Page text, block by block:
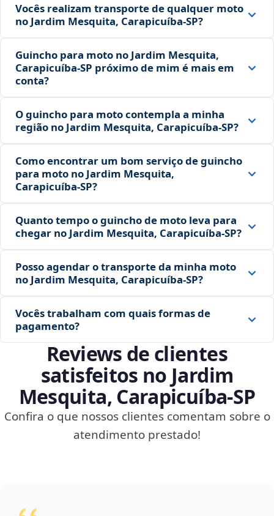
Vocês realizam transporte de qualquer moto
no Jardim Mesquita, Carapicuíba‑SP?
Guincho para moto no Jardim Mesquita,
Carapicuíba‑SP próximo de mim é mais em
conta?
O guincho para moto contempla a minha
região no Jardim Mesquita, Carapicuíba‑SP?
Como encontrar um bom serviço de guincho
para moto no Jardim Mesquita,
Carapicuíba‑SP?
Quanto tempo o guincho de moto leva para
chegar no Jardim Mesquita, Carapicuíba‑SP?
Posso agendar o transporte da minha moto
no Jardim Mesquita, Carapicuíba‑SP?
Vocês trabalham com quais formas de
pagamento?
Reviews de clientes
satisfeitos no Jardim
Mesquita, Carapicuíba‑SP
Confira o que nossos clientes comentam sobre o
atendimento prestado!